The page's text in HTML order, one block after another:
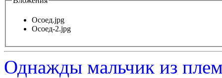
Осоед.jpg
Осоед-2.jpg
Однажды мальчик из